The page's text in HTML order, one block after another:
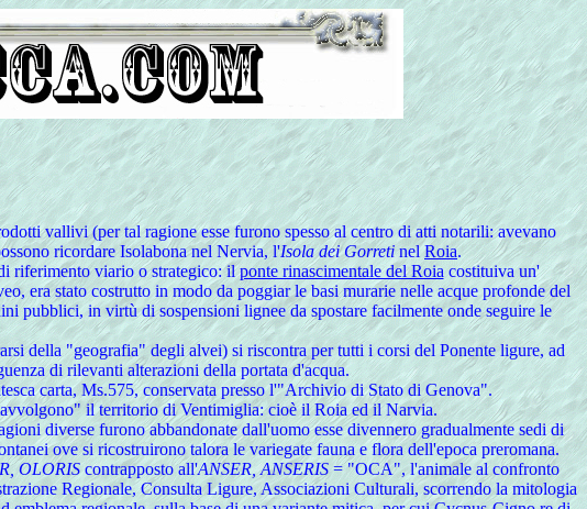
vallivi (per tal ragione esse furono spesso al centro di atti notarili: avevano
ricordare Isolabona nel Nervia, l'Isola dei GorretinelRoia.
riferimento viario o strategico: ilponte rinascimentale del Roia costituiva un'
era stato costrutto in modo da poggiar le basi murarie nelle acque profonde del
pubblici, in virtù di sospensioni lignee da spostare facilmente onde seguire le
della "geografia" degli alvei) si riscontra per tutti i corsi del Ponente ligure, ad
di rilevanti alterazioni della portata d'acqua.
carta, Ms.575, conservata presso l'"Archivio di Stato di Genova".
il territorio di Ventimiglia: cioè il Roia ed il Narvia.
diverse furono abbandonate dall'uomo esse divennero gradualmente sedi di
ove si ricostruirono talora le variegate fauna e flora dell'epoca preromana.
OLORIScontrapposto all'ANSER, ANSERIS= "OCA", l'animale al confronto
Regionale, Consulta Ligure, Associazioni Culturali, scorrendo la mitologia